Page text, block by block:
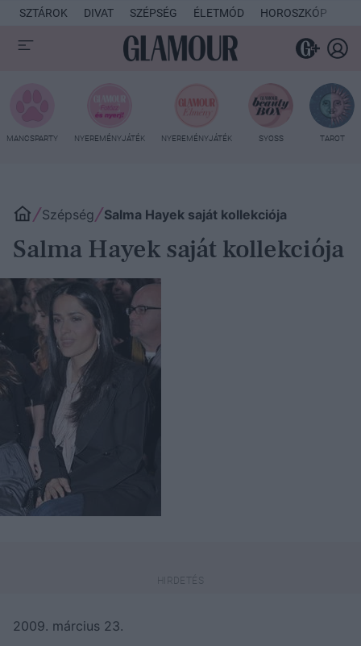
SZTÁROK DIVAT SZÉPSÉG ÉLETMÓD HOROSZKÓP
MANCSPARTY NYEREMÉNYJÁTÉK NYEREMÉNYJÁTÉK SYOSS TAROT
Szépség Salma Hayek saját kollekciója
Salma Hayek saját kollekciója
2009. március 23.